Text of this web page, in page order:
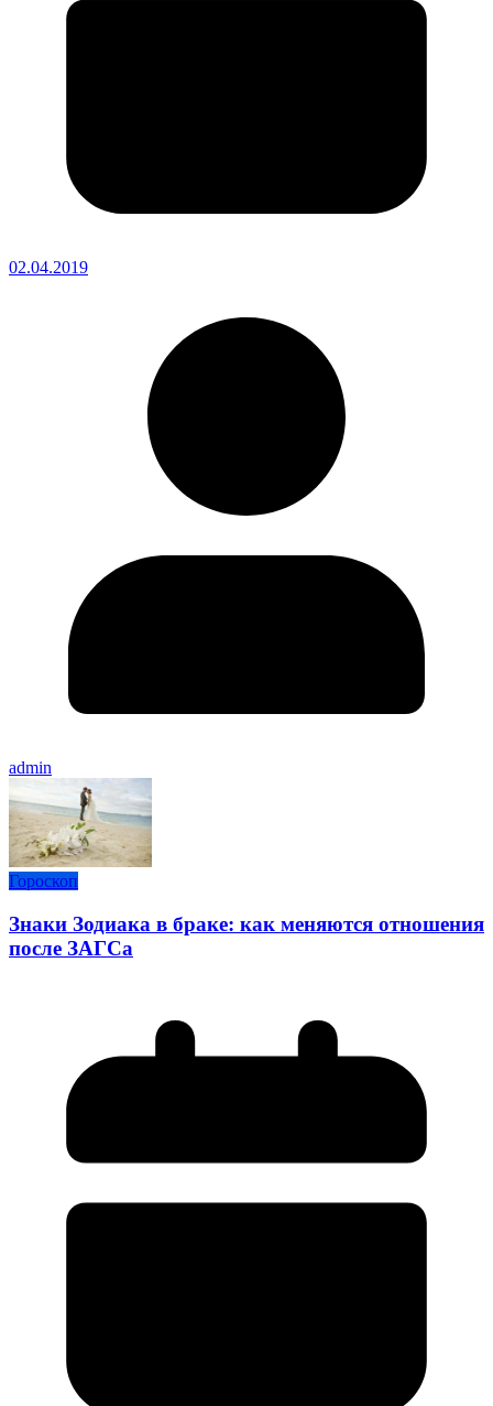
02.04.2019
admin
Гороскоп
Знаки Зодиака в браке: как меняются отношения
после ЗАГСа